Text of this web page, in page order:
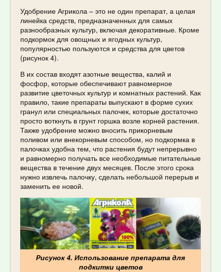
Удобрение Агрикола – это не один препарат, а целая
линейка средств, предназначенных для самых
разнообразных культур, включая декоративные. Кроме
подкормок для овощных и ягодных культур,
популярностью пользуются и средства для цветов
(рисунок 4).
В их состав входят азотные вещества, калий и
фосфор, которые обеспечивают равномерное
развитие цветочных культур и комнатных растений. Как
правило, такие препараты выпускают в форме сухих
гранул или специальных палочек, которые достаточно
просто воткнуть в грунт горшка возле корней растения.
Также удобрение можно вносить прикорневым
поливом или внекорневым способом, но подкормка в
палочках удобна тем, что растения будут непрерывно
и равномерно получать все необходимые питательные
вещества в течение двух месяцев. После этого срока
нужно извлечь палочку, сделать небольшой перерыв и
заменить ее новой.
Рисунок 4. Использование препарата для
подкитки цветов